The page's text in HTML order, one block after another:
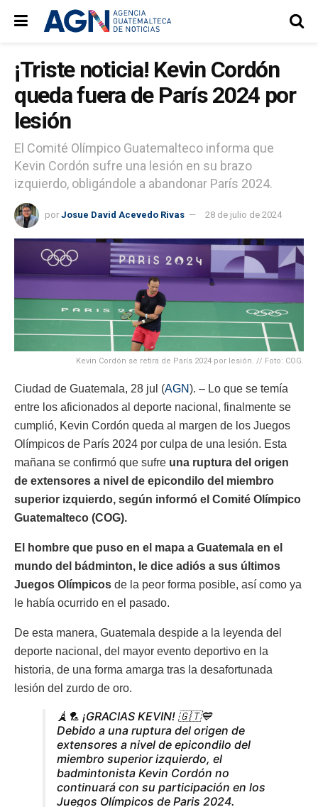
¡Triste noticia! Kevin Cordón
queda fuera de París 2024 por
lesión
El Comité Olímpico Guatemalteco informa que
Kevin Cordón sufre una lesión en su brazo
izquierdo, obligándole a abandonar París 2024.
por Josue David Acevedo Rivas 28 de julio de 2024
Kevin Cordón se retira de París 2024 por lesión. // Foto: COG.
Ciudad de Guatemala, 28 jul (AGN). – Lo que se temía
entre los aficionados al deporte nacional, finalmente se
cumplió, Kevin Cordón queda al margen de los Juegos
Olímpicos de París 2024 por culpa de una lesión. Esta
mañana se confirmó que sufre una ruptura del origen
de extensores a nivel de epicondilo del miembro
superior izquierdo, según informó el Comité Olímpico
Guatemalteco (COG).
El hombre que puso en el mapa a Guatemala en el
mundo del bádminton, le dice adiós a sus últimos
Juegos Olímpicos de la peor forma posible, así como ya
le había ocurrido en el pasado.
De esta manera, Guatemala despide a la leyenda del
deporte nacional, del mayor evento deportivo en la
historia, de una forma amarga tras la desafortunada
lesión del zurdo de oro.
🗼🏸 ¡GRACIAS KEVIN! 🇬🇹💙
Debido a una ruptura del origen de
extensores a nivel de epicondilo del
miembro superior izquierdo, el
badmintonista Kevin Cordón no
continuará con su participación en los
Juegos Olímpicos de Paris 2024.